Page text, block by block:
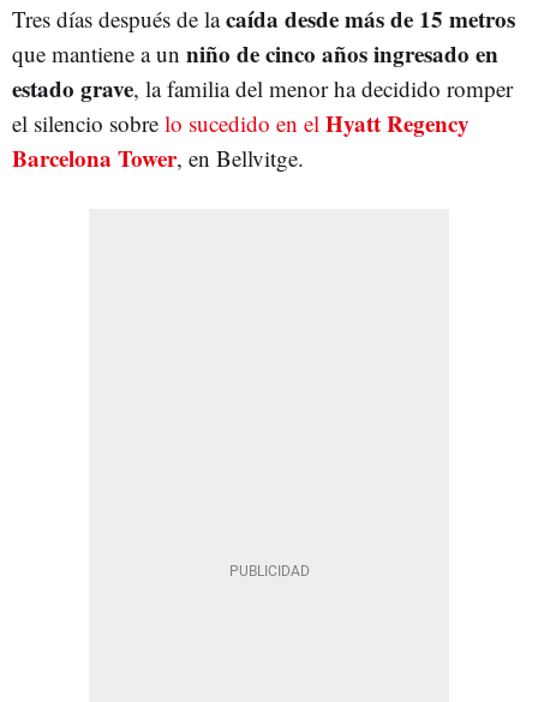
Tres días después de lacaída desde más de 15 metros
que mantiene a un niño de cinco años ingresado en
estado grave, la familia del menor ha decidido romper
el silencio sobre lo sucedido en el Hyatt Regency
Barcelona Tower, en Bellvitge.